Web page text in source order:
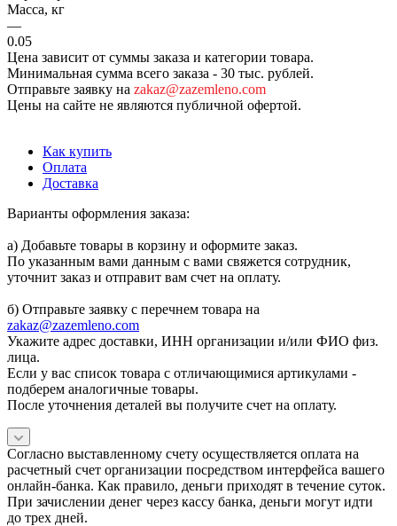
Масса, кг
—
0.05
Цена зависит от суммы заказа и категории товара.
Минимальная сумма всего заказа - 30 тыс. рублей.
Отправьте заявку на zakaz@zazemleno.com
Цены на сайте не являются публичной офертой.
Как купить
Оплата
Доставка
Варианты оформления заказа:
а) Добавьте товары в корзину и оформите заказ.
По указанным вами данным с вами свяжется сотрудник,
уточнит заказ и отправит вам счет на оплату.
б) Отправьте заявку с перечнем товара на
zakaz@zazemleno.com
Укажите адрес доставки, ИНН организации и/или ФИО физ.
лица.
Если у вас список товара с отличающимися артикулами -
подберем аналогичные товары.
После уточнения деталей вы получите счет на оплату.
Согласно выставленному счету осуществляется оплата на
расчетный счет организации посредством интерфейса вашего
онлайн-банка. Как правило, деньги приходят в течение суток.
При зачислении денег через кассу банка, деньги могут идти
до трех дней.